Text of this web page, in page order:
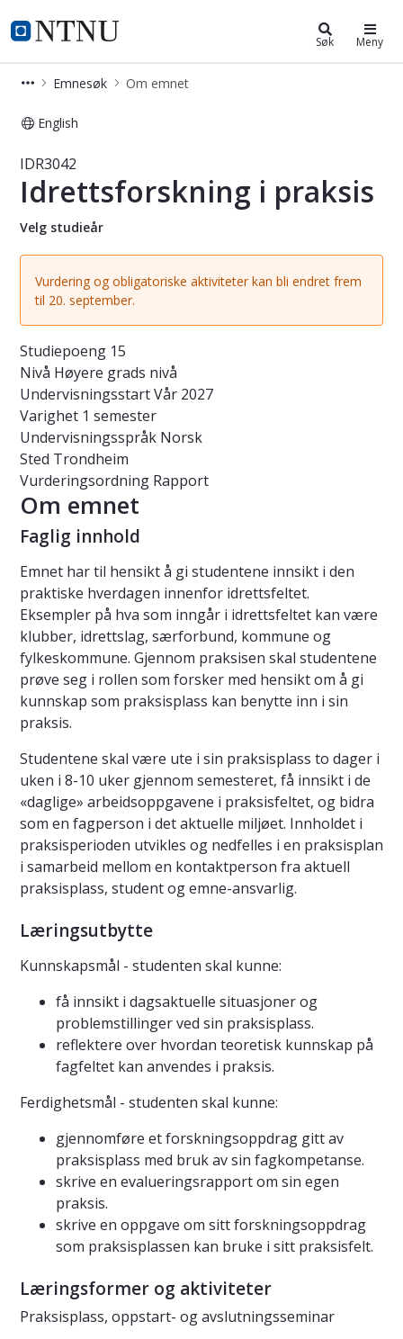
NTNU Hjemmeside
Studier Søk Meny
Emnesøk Om emnet
English
Emne - Idrettsforskning i praksis -
IDR3042
Idrettsforskning i praksis
Velg studieår
Vurdering og obligatoriske aktiviteter kan bli endret frem
til 20. september.
Studiepoeng 15
Nivå Høyere grads nivå
UndervisningsstartVår 2027
Varighet 1 semester
Undervisningsspråk Norsk
Sted Trondheim
Vurderingsordning Rapport
Om emnet
Faglig innhold
Emnet har til hensikt å gi studentene innsikt i den
praktiske hverdagen innenfor idrettsfeltet.
Eksempler på hva som inngår i idrettsfeltet kan være
klubber, idrettslag, særforbund, kommune og
fylkeskommune. Gjennom praksisen skal studentene
prøve seg i rollen som forsker med hensikt om å gi
kunnskap som praksisplass kan benytte inn i sin
praksis.
Studentene skal være ute i sin praksisplass to dager i
uken i 8-10 uker gjennom semesteret, få innsikt i de
«daglige» arbeidsoppgavene i praksisfeltet, og bidra
som en fagperson i det aktuelle miljøet. Innholdet i
praksisperioden utvikles og nedfelles i en praksisplan
i samarbeid mellom en kontaktperson fra aktuell
praksisplass, student og emne-ansvarlig.
Læringsutbytte
Kunnskapsmål - studenten skal kunne:
få innsikt i dagsaktuelle situasjoner og
problemstillinger ved sin praksisplass.
reflektere over hvordan teoretisk kunnskap på
fagfeltet kan anvendes i praksis.
Ferdighetsmål - studenten skal kunne:
gjennomføre et forskningsoppdrag gitt av
praksisplass med bruk av sin fagkompetanse.
skrive en evalueringsrapport om sin egen
praksis.
skrive en oppgave om sitt forskningsoppdrag
som praksisplassen kan bruke i sitt praksisfelt.
Læringsformer og aktiviteter
Praksisplass, oppstart- og avslutningsseminar